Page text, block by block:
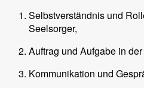
Selbstverständnis und
Seelsorger,
Auftrag und Aufgabe in
Kommunikation und